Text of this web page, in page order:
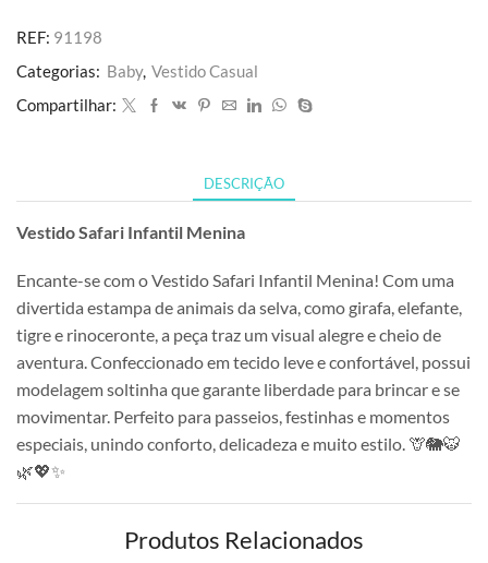
REF: 91198
Categorias: Baby, Vestido Casual
Compartilhar:
DESCRIÇÃO
Vestido Safari Infantil Menina
Encante-se com o Vestido Safari Infantil Menina! Com uma
divertida estampa de animais da selva, como girafa, elefante,
tigre e rinoceronte, a peça traz um visual alegre e cheio de
aventura. Confeccionado em tecido leve e confortável, possui
modelagem soltinha que garante liberdade para brincar e se
movimentar. Perfeito para passeios, festinhas e momentos
especiais, unindo conforto, delicadeza e muito estilo. 🦒🐘🐯
🌿💖✨
Produtos Relacionados